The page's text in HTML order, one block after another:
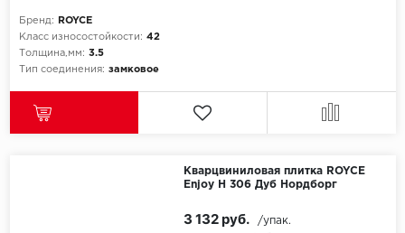
Next Step
Бренд:
ROYCE
Класс износостойкости: 42
Толщина,мм: 3.5
Тип соединения: замковое
Кварцвиниловая плитка ROYCE
Enjoy Н 306 Дуб Нордборг
3 132 руб. /упак.